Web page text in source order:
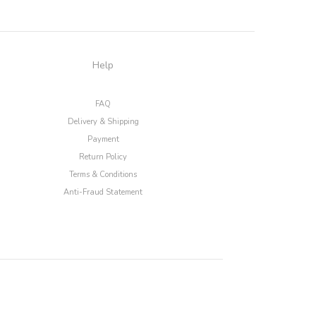
Help
FAQ
Delivery & Shipping
Payment
Return Policy
Terms & Conditions
Anti-Fraud Statement